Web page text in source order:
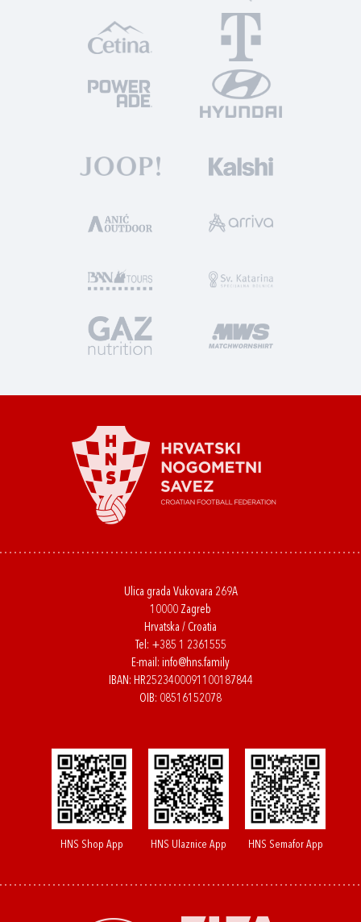
Ulica grada Vukovara 269A
10000 Zagreb
Hrvatska / Croatia
Tel: +385 1 2361555
E-mail: info@hns.family
IBAN: HR2523400091100187844
OIB: 08516152078
HNS Shop App HNS Ulaznice App HNS Semafor App